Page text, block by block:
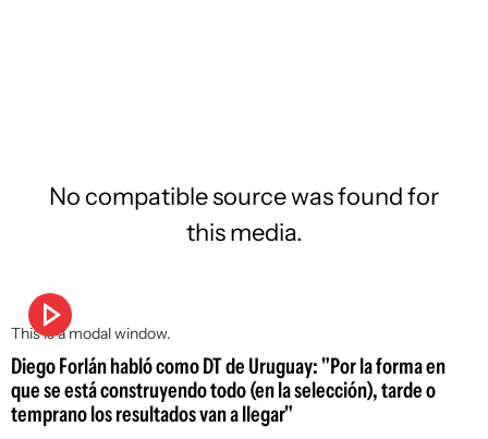
This is a modal window.
No compatible source was found for
this media.
Diego Forlán habló como DT de Uruguay: "Por la forma en
que se está construyendo todo (en la selección), tarde o
temprano los resultados van a llegar"